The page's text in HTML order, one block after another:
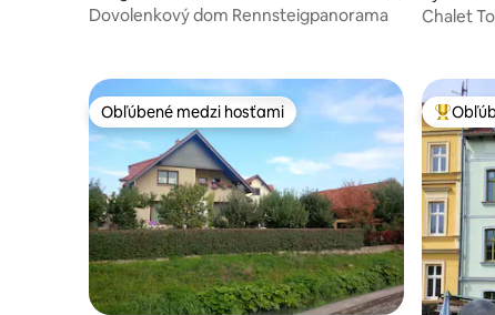
Dovolenkový dom Rennsteigpanorama
Chalet
Obľúbené medzi hosťami
Obľúbené medzi hosťami